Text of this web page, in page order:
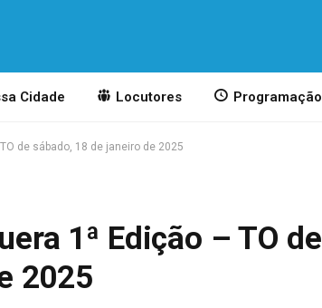
Cidade Locutores Programação
de sábado, 18 de janeiro de 2025
1ª Edição – TO de
2025